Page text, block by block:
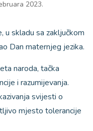
2023.
skladu sa zaključkom
Dan maternjeg jezika.
naroda, tačka
i razumijevanja.
svijesti o
mjesto tolerancije